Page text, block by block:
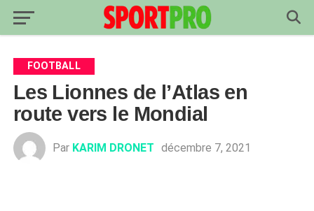
FOOTBALL
Les Lionnes de l’Atlas en
route vers le Mondial
Par KARIM DRONET décembre 7, 2021